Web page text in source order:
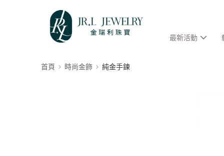
最新活動
首頁 時尚金飾 純金手鍊